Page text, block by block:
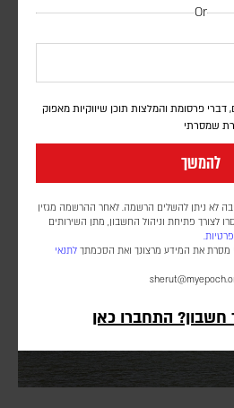
Or
דברי פרסומת והמלצות תוכן שיווקיות מאפוק
שמסרתי
להמשך
לא ניתן להשלים הרשמה. לאחר ההרשמה מגזין
לצורך פתיחת וניהול החשבון, מתן השירותים
מסרת את המידע מרצונך ואת הסכמתך לתנאי
חשבון? התחברו כאן
ופקיסטן יחתמו היום על
בין מנהיגי שלוש המדינות. גורם שצוטט בסוכנות הידיעות AFP טען כי
ההתפתחויות האחרונות באזור האיצו
על תוכן ההסכם